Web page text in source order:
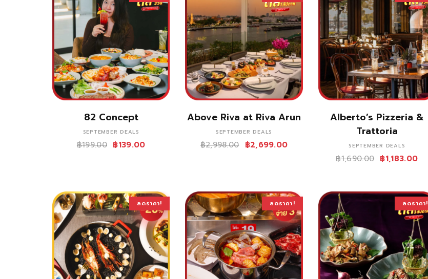
82 Concept
SEPTEMBER DEALS
฿199.00 ฿139.00
Above Riva at Riva Arun
SEPTEMBER DEALS
฿2,998.00 ฿2,699.00
Alberto’s Pizzeria &
Trattoria
SEPTEMBER DEALS
฿1,690.00 ฿1,183.00
ลดราคา! ลดราคา! ลดราคา!